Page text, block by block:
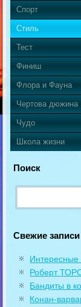
Спорт
Стиль
Тест
Финиш
Флора и Фауна
Чертова дюжина
Чудо
Школа жизни
Поиск
Свежие записи
Интересные
Роберт
Бандиты в
Конан-